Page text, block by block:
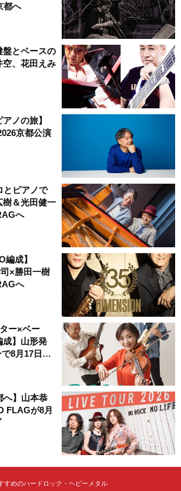
都へ
盤とベースの
空、花田えみ
ノの旅】
京都公演
とピアノで
樹＆光田健一
へ
編成】
×勝田一樹
へ
ー×ベー
成】山形発
8月17日に
へ】山本恭
FLAGが8月
すめのハードロック・ヘビーメタル